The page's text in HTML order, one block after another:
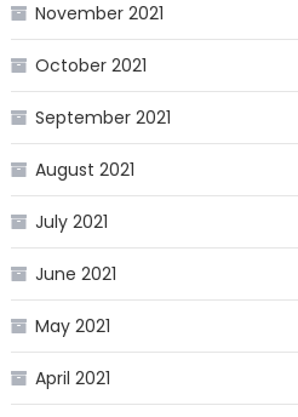
November 2021
October 2021
September 2021
August 2021
July 2021
June 2021
May 2021
April 2021